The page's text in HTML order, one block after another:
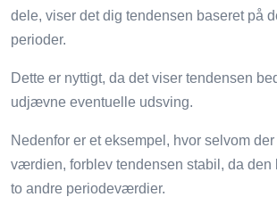
dele, viser det dig tendensen baseret på
perioder.
Dette er nyttigt, da det viser tendensen
udjævne eventuelle udsving.
Nedenfor er et eksempel, hvor selvom
værdien, forblev tendensen stabil, da den
to andre periodeværdier.